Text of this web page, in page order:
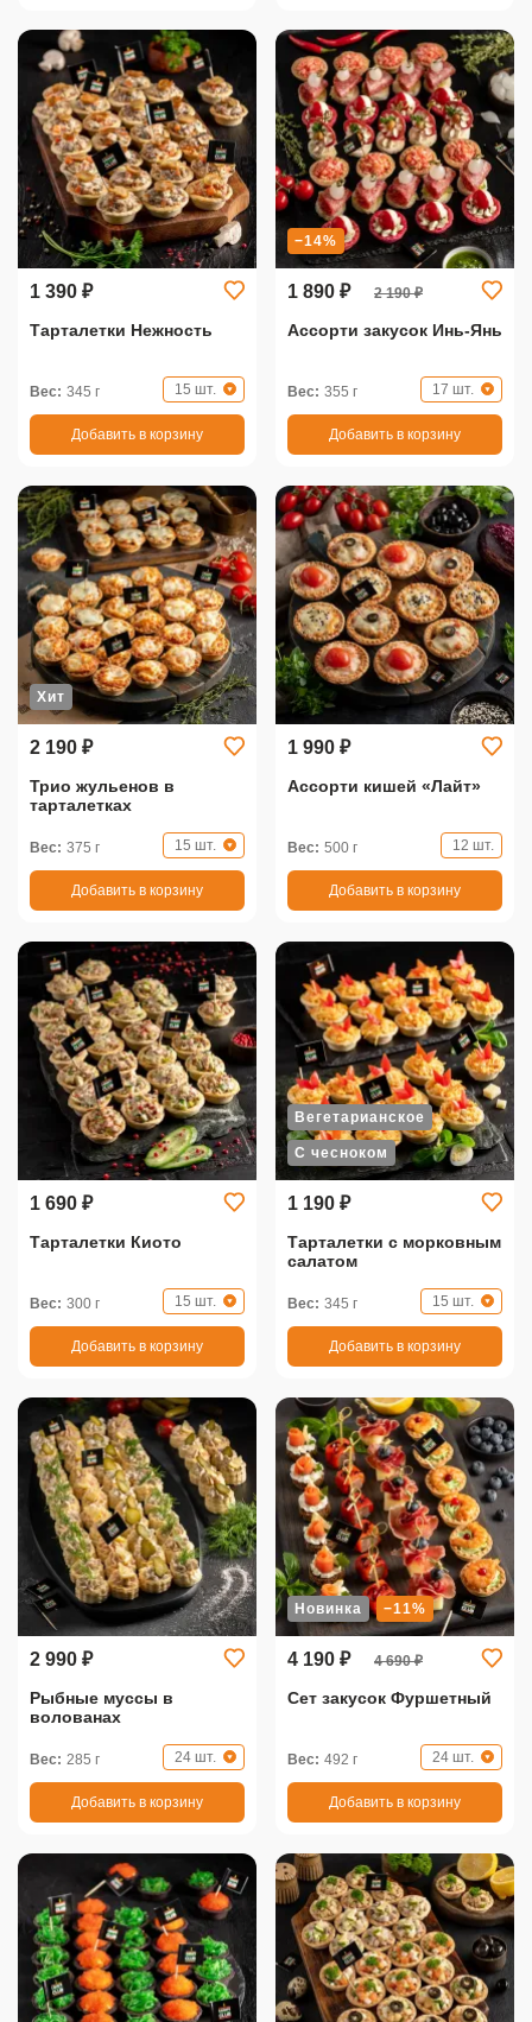
1 390 ₽
Тарталетки Нежность
Вес: 345 г 15 шт.
Добавить в корзину
−14%
1 890 ₽ 2 190 ₽
Ассорти закусок Инь-Янь
Вес: 355 г 17 шт.
Добавить в корзину
Хит
2 190 ₽
Трио жульенов в
тарталетках
Вес: 375 г 15 шт.
Добавить в корзину
1 990 ₽
Ассорти кишей «Лайт»
Вес: 500 г 12 шт.
Добавить в корзину
1 690 ₽
Тарталетки Киото
Вес: 300 г 15 шт.
Добавить в корзину
С чесноком
Вегетарианское
1 190 ₽
Тарталетки с морковным
салатом
Вес: 345 г 15 шт.
Добавить в корзину
2 990 ₽
Рыбные муссы в
волованах
Вес: 285 г 24 шт.
Добавить в корзину
Новинка −11%
4 190 ₽ 4 690 ₽
Сет закусок Фуршетный
Вес: 492 г 24 шт.
Добавить в корзину